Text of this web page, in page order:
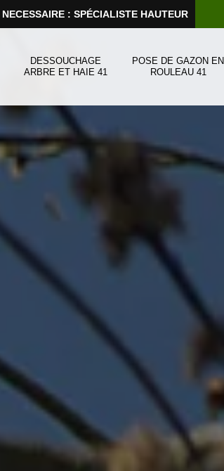
: SPÉCIALISTE HAUTEUR
DESSOUCHAGE
ARBRE ET HAIE 41
POSE DE GAZON EN
ROULEAU 41